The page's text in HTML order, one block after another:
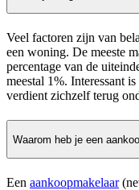
Veel factoren zijn van
een woning. De meeste
percentage van de
meestal 1%. Interessant
verdient zichzelf terug
Waarom heb je een
Een aankoopmakelaar